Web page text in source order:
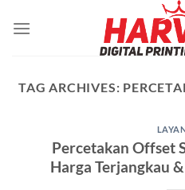
TAG ARCHIVES:
Percetakan Offset
Harga Terjangkau